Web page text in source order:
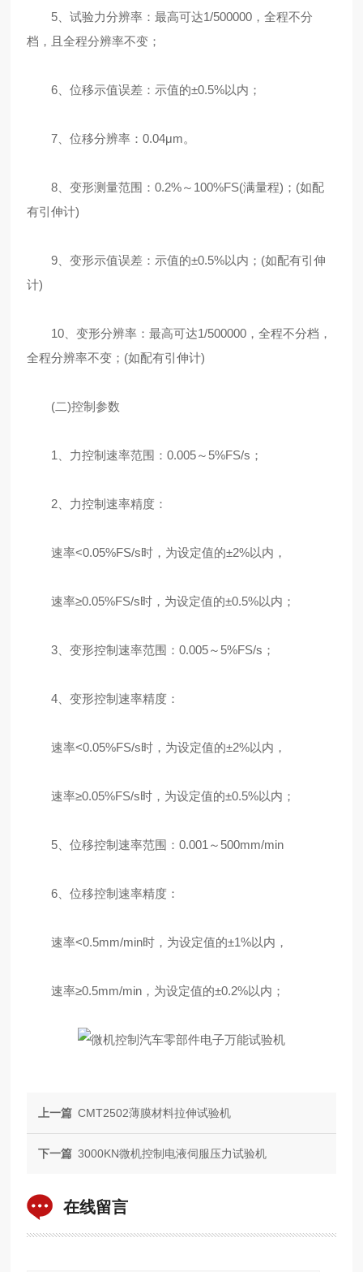
5、试验力分辨率：最高可达1/500000，全程不分
档，且全程分辨率不变；
6、位移示值误差：示值的±0.5%以内；
7、位移分辨率：0.04μm。
8、变形测量范围：0.2%～100%FS(满量程)；(如配
有引伸计)
9、变形示值误差：示值的±0.5%以内；(如配有引伸
计)
10、变形分辨率：最高可达1/500000，全程不分档，
全程分辨率不变；(如配有引伸计)
(二)控制参数
1、力控制速率范围：0.005～5%FS/s；
2、力控制速率精度：
速率<0.05%FS/s时，为设定值的±2%以内，
速率≥0.05%FS/s时，为设定值的±0.5%以内；
3、变形控制速率范围：0.005～5%FS/s；
4、变形控制速率精度：
速率<0.05%FS/s时，为设定值的±2%以内，
速率≥0.05%FS/s时，为设定值的±0.5%以内；
5、位移控制速率范围：0.001～500mm/min
6、位移控制速率精度：
速率<0.5mm/min时，为设定值的±1%以内，
速率≥0.5mm/min，为设定值的±0.2%以内；
上一篇 CMT2502薄膜材料拉伸试验机
下一篇 3000KN微机控制电液伺服压力试验机
在线留言